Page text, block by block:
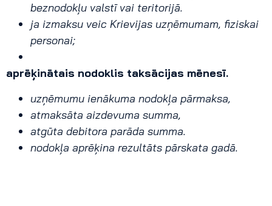
beznodokļu valstī vai teritorijā.
ja izmaksu veic Krievijas uzņēmumam, fiziskai
personai;
aprēķinātais nodoklis taksācijas mēnesī.
uzņēmumu ienākuma nodokļa pārmaksa,
atmaksāta aizdevuma summa,
atgūta debitora parāda summa.
nodokļa aprēķina rezultāts pārskata gadā.